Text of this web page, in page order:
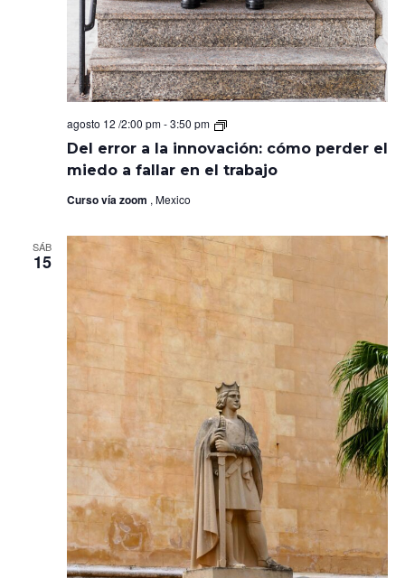
Del error a la innovación: cómo perder el
miedo a fallar en el trabajo
agosto 12 /2:00 pm-3:50 pm
Del
a
la
innovación:
miedo
en
trabajo
Curso vía zoom , Mexico
SÁB
15